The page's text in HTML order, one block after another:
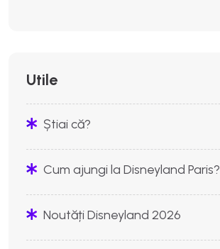
Utile
Știai că?
Cum ajungi la Disneyland Paris?
Noutăți Disneyland 2026